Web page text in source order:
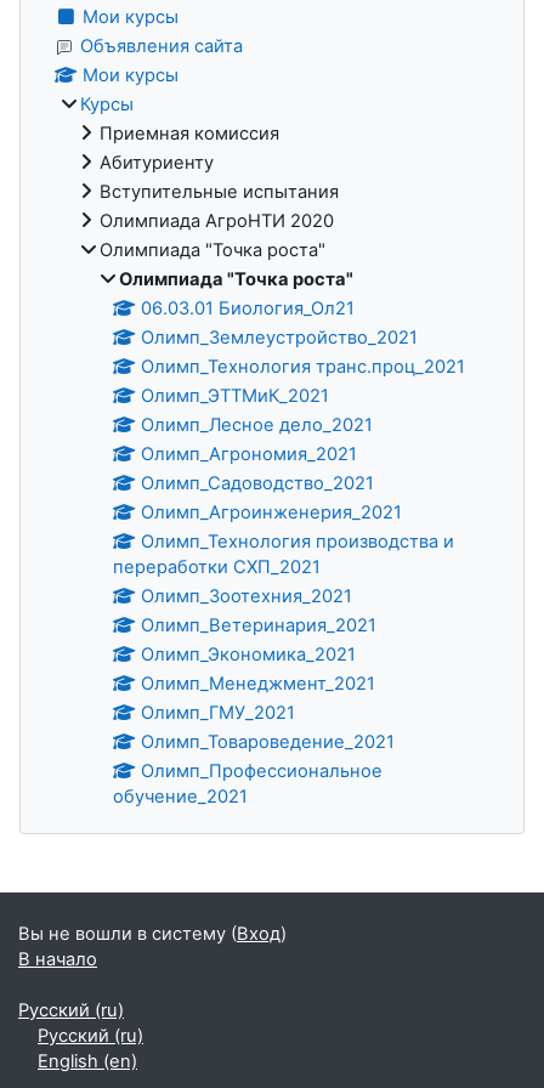
Мои курсы
Объявления сайта
Мои курсы
Курсы
Приемная комиссия
Абитуриенту
Вступительные испытания
Олимпиада АгроНТИ 2020
Олимпиада "Точка роста"
Олимпиада "Точка роста"
06.03.01 Биология_Ол21
Олимп_Землеустройство_2021
Олимп_Технология транс.проц_2021
Олимп_ЭТТМиК_2021
Олимп_Лесное дело_2021
Олимп_Агрономия_2021
Олимп_Садоводство_2021
Олимп_Агроинженерия_2021
Олимп_Технология производства и
переработки СХП_2021
Олимп_Зоотехния_2021
Олимп_Ветеринария_2021
Олимп_Экономика_2021
Олимп_Менеджмент_2021
Олимп_ГМУ_2021
Олимп_Товароведение_2021
Олимп_Профессиональное
обучение_2021
Дополнительные блоки
Вы не вошли в систему (Вход)
В начало
Русский ‎(ru)‎
Русский ‎(ru)‎
English ‎(en)‎